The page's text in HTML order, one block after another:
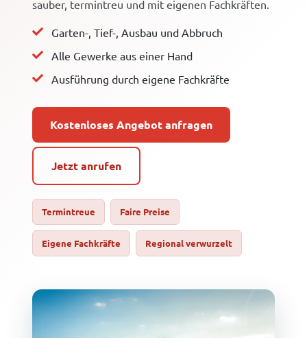
sauber, termintreu und mit eigenen Fachkräften.
Garten-, Tief-, Ausbau und Abbruch
Alle Gewerke aus einer Hand
Ausführung durch eigene Fachkräfte
Kostenloses Angebot anfragen
Jetzt anrufen
Termintreue Faire Preise
Eigene Fachkräfte Regional verwurzelt